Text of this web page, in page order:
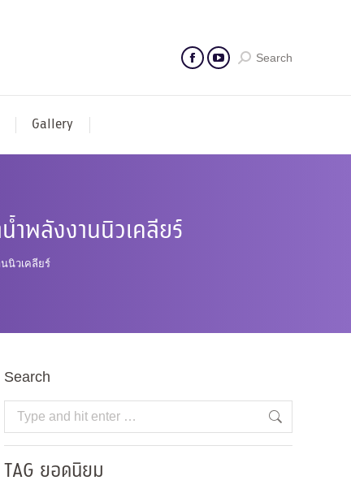
Search
Gallery
ำพลังงานนิวเคลียร์
นิวเคลียร์
Search
Search:
TAG ยอดนิยม